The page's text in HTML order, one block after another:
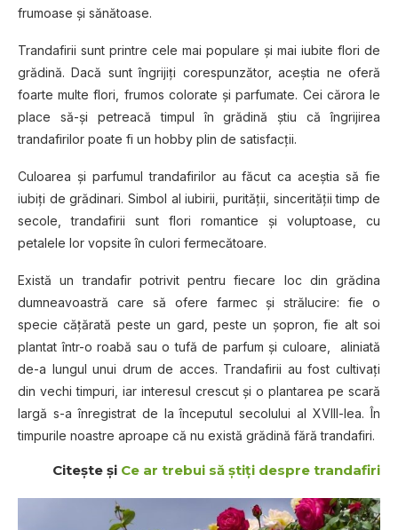
frumoase şi sănătoase.
Trandafirii sunt printre cele mai populare şi mai iubite flori de
grădină. Dacă sunt îngrijiţi corespunzător, aceştia ne oferă
foarte multe flori, frumos colorate şi parfumate. Cei cărora le
place să-și petreacă timpul în grădină ştiu că îngrijirea
trandafirilor poate fi un hobby plin de satisfacții.
Culoarea și parfumul trandafirilor au făcut ca aceştia să fie
iubiţi de grădinari. Simbol al iubirii, purităţii, sincerităţii timp de
secole, trandafirii sunt flori romantice şi voluptoase, cu
petalele lor vopsite în culori fermecătoare.
Există un trandafir potrivit pentru fiecare loc din grădina
dumneavoastră care să ofere farmec şi strălucire: fie o
specie căţărată peste un gard, peste un șopron, fie alt soi
plantat într-o roabă sau o tufă de parfum şi culoare, aliniată
de-a lungul unui drum de acces. Trandafirii au fost cultivaţi
din vechi timpuri, iar interesul crescut şi o plantarea pe scară
largă s-a înregistrat de la începutul secolului al XVIII-lea. În
timpurile noastre aproape că nu există grădină fără trandafiri.
Citeşte şi Ce ar trebui să știți despre trandafiri